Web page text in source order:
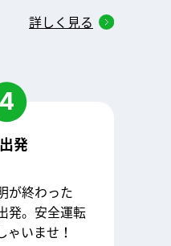
詳しく見る
4
発
が終わった
発。安全運転
ゃいませ！